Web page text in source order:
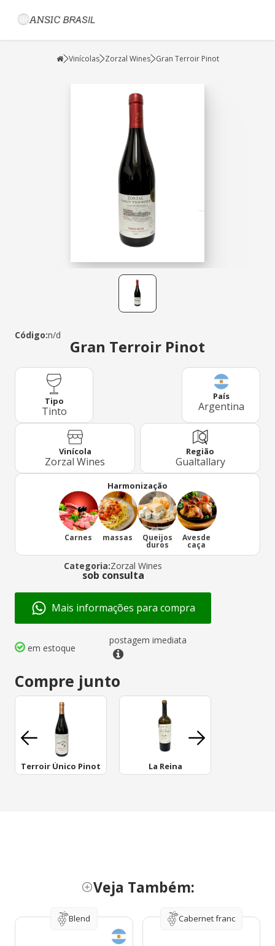
Vinícolas Zorzal Wines Gran Terroir Pinot
Código:n/d
Gran Terroir Pinot
Tipo
Tinto
País
Argentina
Vinícola
Zorzal Wines
Região
Gualtallary
Harmonização
Carnes massas Queijos
duros
Avesde
caça
Categoria:Zorzal Wines
sob consulta
Mais informações para compra
em estoque
postagem imediata
Compre junto
Terroir Único Pinot La Reina
Veja Também:
Blend Cabernet franc